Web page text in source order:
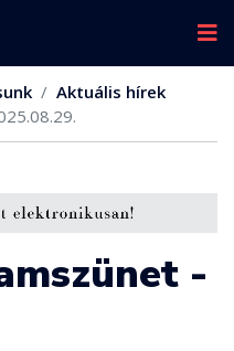
Aktuális hírek
-